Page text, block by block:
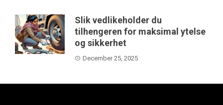
Slik vedlikeholder du
tilhengeren for maksimal ytelse
og sikkerhet
December 25, 2025